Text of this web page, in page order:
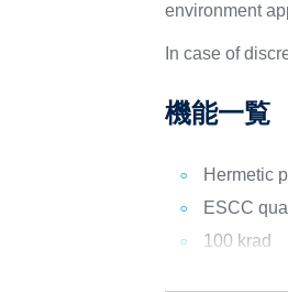
environment
In case of
機能一覧
Hermetic
ESCC
100 krad